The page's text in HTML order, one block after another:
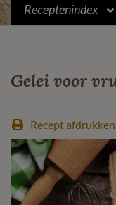
Receptenindex
Gelei voor
Recept afdrukken